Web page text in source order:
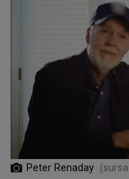
Peter Renaday